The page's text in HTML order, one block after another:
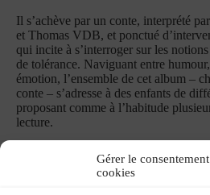
Gérer le
cookies
Il s’achève par un conte, interprété
et Thomas VDB, et ponctué
qui incite à s’interroger sur les
de tolérance. Naviguant entre
émotion, l’ensemble de cet album –
conte – s’adresse à des enfants de
proposant comme à l’habitude
lecture.